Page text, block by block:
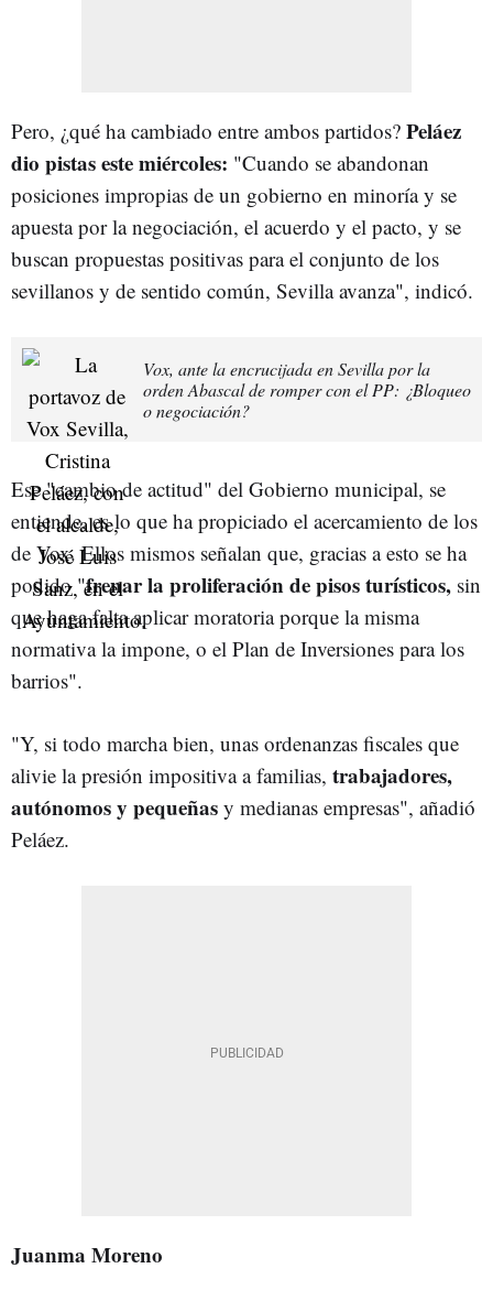
Pero, ¿qué ha cambiado entre ambos partidos? Peláez
dio pistas este miércoles: "Cuando se abandonan
posiciones impropias de un gobierno en minoría y se
apuesta por la negociación, el acuerdo y el pacto, y se
buscan propuestas positivas para el conjunto de los
sevillanos y de sentido común, Sevilla avanza", indicó.
Vox, ante la encrucijada en Sevilla por la
orden Abascal de romper con el PP: ¿Bloqueo
o negociación?
Ese "cambio de actitud" del Gobierno municipal, se
entiende, es lo que ha propiciado el acercamiento de los
de Vox. Ellos mismos señalan que, gracias a esto se ha
podido "frenar la proliferación de pisos turísticos, sin
que haga falta aplicar moratoria porque la misma
normativa la impone, o el Plan de Inversiones para los
barrios".
"Y, si todo marcha bien, unas ordenanzas fiscales que
alivie la presión impositiva a familias, trabajadores,
autónomos y pequeñas y medianas empresas", añadió
Peláez.
Juanma Moreno